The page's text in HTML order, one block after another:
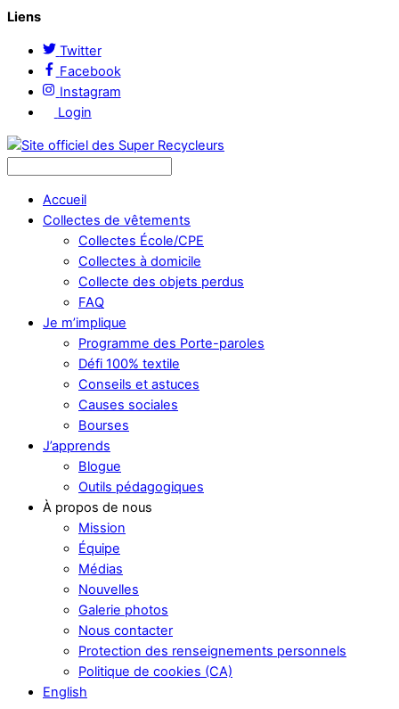
Liens
Twitter
Facebook
Instagram
Login
Accueil
Collectes de vêtements
Collectes École/CPE
Collectes à domicile
Collecte des objets perdus
FAQ
Je m’implique
Programme des Porte-paroles
Défi 100% textile
Conseils et astuces
Causes sociales
Bourses
J’apprends
Blogue
Outils pédagogiques
À propos de nous
Mission
Équipe
Médias
Nouvelles
Galerie photos
Nous contacter
Protection des renseignements personnels
Politique de cookies (CA)
English